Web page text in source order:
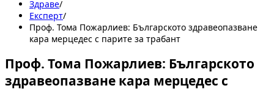
Здраве/
Експерт/
Проф. Тома Пожарлиев: Българското здравеопазване
кара мерцедес с парите за трабант
Проф. Тома Пожарлиев: Българското
здравеопазване кара мерцедес с